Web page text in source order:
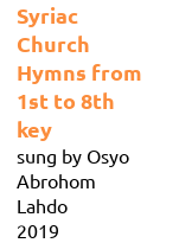
Syriac
Church
Hymns from
1st to 8th
key
sung by Osyo
Abrohom
Lahdo
2019